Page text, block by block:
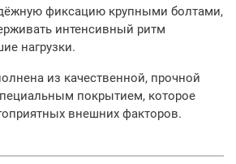
фиксацию крупными болтами,
интенсивный ритм
нагрузки.
из качественной, прочной
покрытием, которое
внешних факторов.